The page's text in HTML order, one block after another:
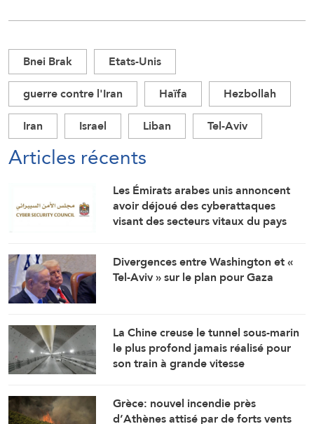
Bnei Brak
Etats-Unis
guerre contre l'Iran
Haïfa
Hezbollah
Iran
Israel Liban Tel-Aviv
Articles récents
Les Émirats arabes unis annoncent
avoir déjoué des cyberattaques
visant des secteurs vitaux du pays
Divergences entre Washington et «
Tel-Aviv » sur le plan pour Gaza
La Chine creuse le tunnel sous-marin
le plus profond jamais réalisé pour
son train à grande vitesse
Grèce: nouvel incendie près
d’Athènes attisé par de forts vents